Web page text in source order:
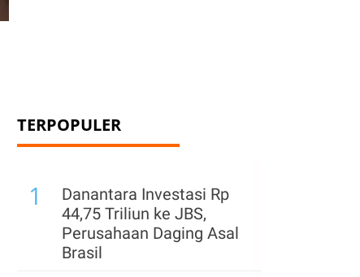
TERPOPULER
1
Danantara Investasi Rp
44,75 Triliun ke JBS,
Perusahaan Daging Asal
Brasil